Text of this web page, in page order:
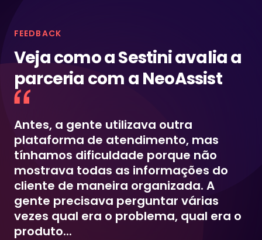
FEEDBACK
Veja como a Sestini avalia a
parceria com a NeoAssist
Antes, a gente utilizava outra
plataforma de atendimento, mas
tínhamos dificuldade porque não
mostrava todas as informações do
cliente de maneira organizada. A
gente precisava perguntar várias
vezes qual era o problema, qual era o
produto...